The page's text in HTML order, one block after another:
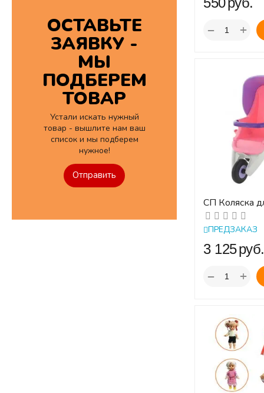
+
−
СП Коляска
прогулочная
(в пакете)
ПРЕДЗАКАЗ
‍3 125‍руб.
+
−
ОСТАВЬТЕ
ЗАЯВКУ -
МЫ
ПОДБЕРЕМ
ТОВАР
Устали искать нужный
товар - вышлите нам ваш
список и мы подберем
нужное!
Отправить